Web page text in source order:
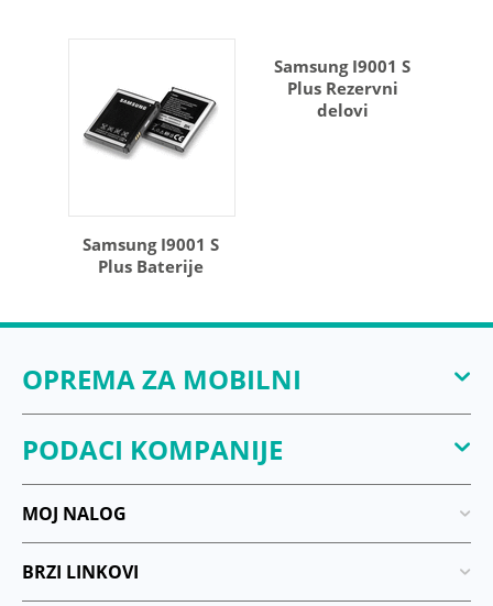
Samsung I9001 S
Plus Baterije
Samsung I9001 S
Plus Rezervni
delovi
OPREMA ZA MOBILNI
PODACI KOMPANIJE
MOJ NALOG
BRZI LINKOVI